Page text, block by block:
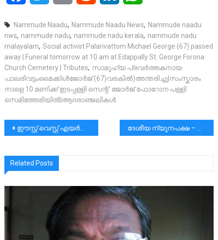
Nammude Naadu, Nammude Naadu News, Nammude naadu
nws, nammude nadu, nammude nadu kerala, nammude nadu
malayalam, Social activist Palarivattom Michael George (67) passed
away | Funeral tomorrow at 10 am at Edappally St. George Forona
Church Cemetery | Tributes, സാമൂഹ്യ പ്രവർത്തകനായ
പാലരിവട്ടംമൈക്കിൾജോർജ് (67)വരകിൽ)അന്തരിച്ചു|സംസ്കാരം
നാളെ 10 മണിക്ക് ഇടപ്പള്ളി സെന്റ്. ജോർജ് ഫോറോന പള്ളി
സെമിത്തേരിയിൽ|ആദരാഞ്ജലികൾ
പോസ്റ്റുകളിലൂടെ
ഈസ്റ്റ്‌ വെസ്റ്റ്‌ എയർലൈൻസ് : ഒരു മലയാളിയുടെ തകർന്നടിഞ്ഞ സ്വപ്നം ദേശീയ ന്യൂനപക്ഷ – ന്യൂനപക്ഷ വിദ്യാഭ്യാസ കമ്മീഷനുകളുടെ നിർജീവാവസ്ഥ പരിഹരിക്കാൻ കേന്ദ്രസർക്കാർ അടിയന്തരമായി ഇടപെടണം: കെസിബിസി ജാഗ്രത കമ്മീഷൻ
Related Posts